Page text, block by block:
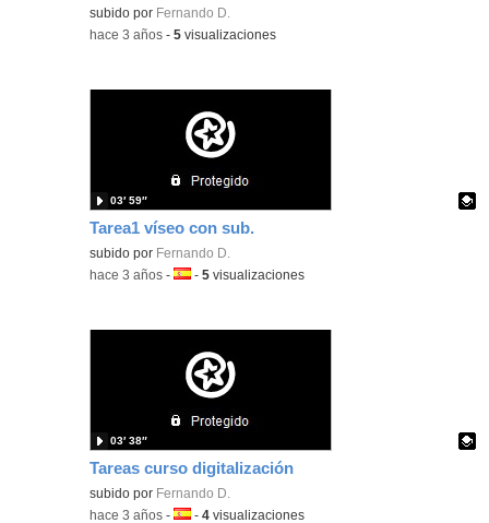
Contenido educativo.
subido por Fernando D.
-hace 3 años -5 visualizaciones
Tarea1 víseo con sub.
Contenido educativo.
subido por Fernando D.
03′ 59″
-hace 3 años -Idioma:
-5 visualizaciones
Tareas curso digitalización
Contenido educativo.
subido por Fernando D.
03′ 38″
-hace 3 años -Idioma:
-4 visualizaciones